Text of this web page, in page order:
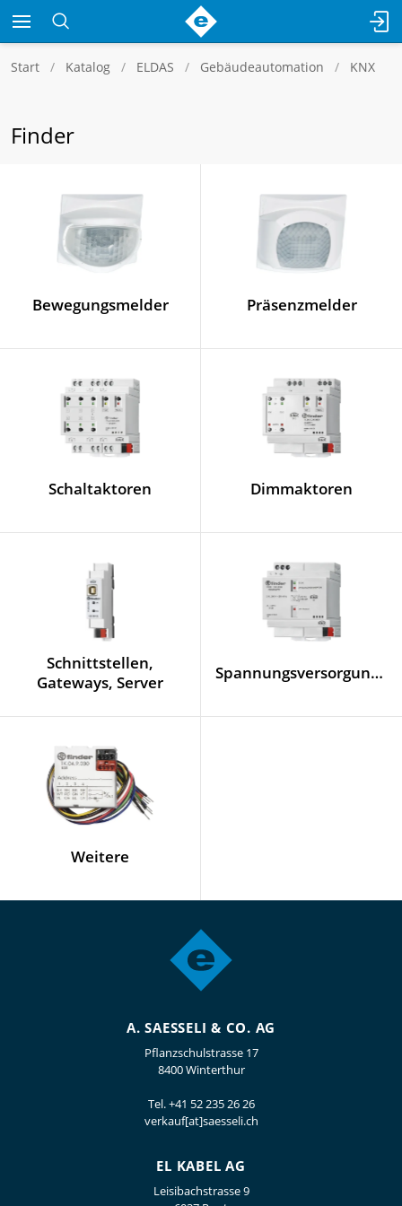
Start Katalog ELDAS Gebäudeautomation KNX
Finder
Bewegungsmelder Präsenzmelder
Schaltaktoren Dimmaktoren
Schnittstellen,
Gateways, Server
Spannungsversorgungen
Weitere
A. SAESSELI & CO. AG
Pflanzschulstrasse 17
8400 Winterthur
Tel.+41 52 235 26 26
verkauf[at]saesseli.ch
EL KABEL AG
Leisibachstrasse 9